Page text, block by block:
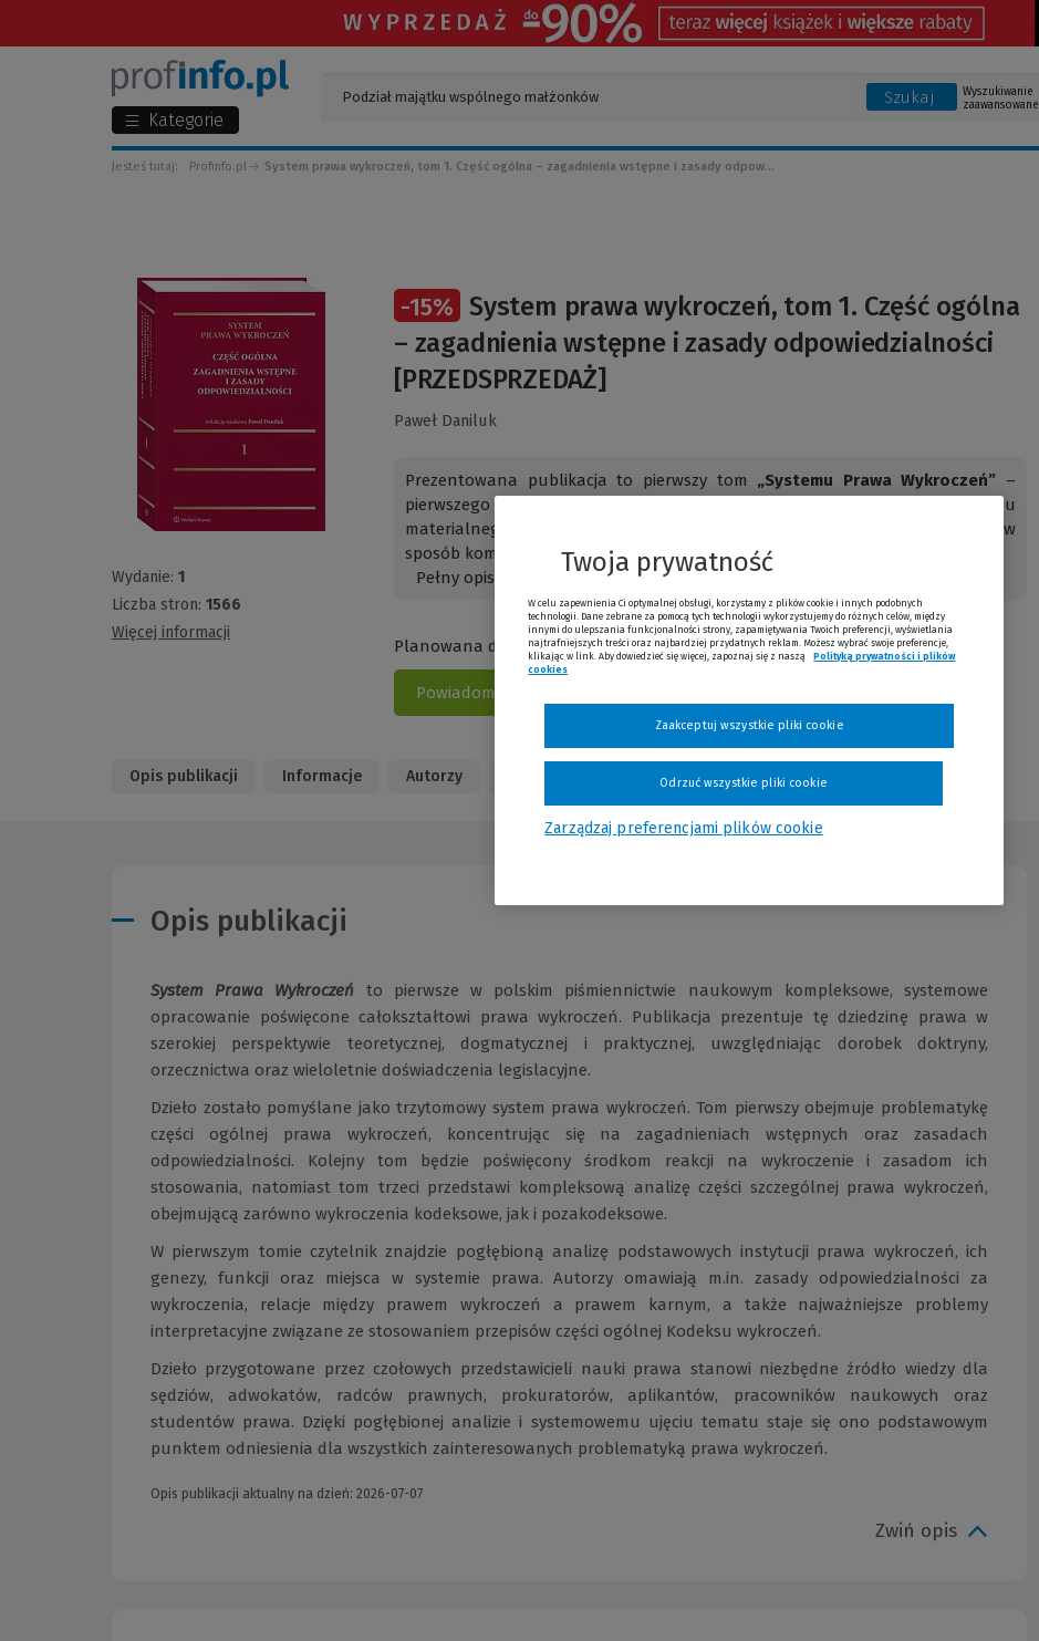
Kategorie
Szukaj
Wyszukiwanie
zaawansowane
Jesteś tutaj: Profinfo.pl System prawa wykroczeń, tom 1. Część ogólna – zagadnienia wstępne i zasady odpow...
(Link
Wydanie: 1
Liczba stron: 1566
Więcej informacji
-15% System prawa wykroczeń, tom 1. Część ogólna
– zagadnienia wstępne i zasady odpowiedzialności
[PRZEDSPRZEDAŻ]
Paweł Daniluk
Prezentowana publikacja to pierwszy tom „Systemu Prawa Wykroczeń” –
pierwszego na polskim rynku wydawniczym systemowego wykładu
materialnego prawa wykroczeń. To długo wyczekiwane dzieło przedstawia w
sposób kompleksowy i pogłębiony całokształt...
Pełny opis
Planowana data wydania i wysyłki: 04.09.2026
Powiadom o premierze
Opis publikacji Informacje Autorzy
Opis publikacji
System Prawa Wykroczeń to pierwsze w polskim piśmiennictwie naukowym kompleksowe, systemowe
opracowanie poświęcone całokształtowi prawa wykroczeń. Publikacja prezentuje tę dziedzinę prawa w
szerokiej perspektywie teoretycznej, dogmatycznej i praktycznej, uwzględniając dorobek doktryny,
orzecznictwa oraz wieloletnie doświadczenia legislacyjne.
Dzieło zostało pomyślane jako trzytomowy system prawa wykroczeń. Tom pierwszy obejmuje problematykę
części ogólnej prawa wykroczeń, koncentrując się na zagadnieniach wstępnych oraz zasadach
odpowiedzialności. Kolejny tom będzie poświęcony środkom reakcji na wykroczenie i zasadom ich
stosowania, natomiast tom trzeci przedstawi kompleksową analizę części szczególnej prawa wykroczeń,
obejmującą zarówno wykroczenia kodeksowe, jak i pozakodeksowe.
W pierwszym tomie czytelnik znajdzie pogłębioną analizę podstawowych instytucji prawa wykroczeń, ich
genezy, funkcji oraz miejsca w systemie prawa. Autorzy omawiają m.in. zasady odpowiedzialności za
wykroczenia, relacje między prawem wykroczeń a prawem karnym, a także najważniejsze problemy
interpretacyjne związane ze stosowaniem przepisów części ogólnej Kodeksu wykroczeń.
Dzieło przygotowane przez czołowych przedstawicieli nauki prawa stanowi niezbędne źródło wiedzy dla
sędziów, adwokatów, radców prawnych, prokuratorów, aplikantów, pracowników naukowych oraz
studentów prawa. Dzięki pogłębionej analizie i systemowemu ujęciu tematu staje się ono podstawowym
punktem odniesienia dla wszystkich zainteresowanych problematyką prawa wykroczeń.
Opis publikacji aktualny na dzień: 2026-07-07
Zwiń opis
Twoja prywatność
W celu zapewnienia Ci optymalnej obsługi, korzystamy z plików cookie i innych podobnych
technologii. Dane zebrane za pomocą tych technologii wykorzystujemy do różnych celów, między
innymi do ulepszania funkcjonalności strony, zapamiętywania Twoich preferencji, wyświetlania
najtrafniejszych treści oraz najbardziej przydatnych reklam. Możesz wybrać swoje preferencje,
klikając w link. Aby dowiedzieć się więcej, zapoznaj się z naszą
Polityką prywatności i plików
cookies
Zarządzaj preferencjami plików cookie
Odrzuć wszystkie pliki cookie
Zaakceptuj wszystkie pliki cookie